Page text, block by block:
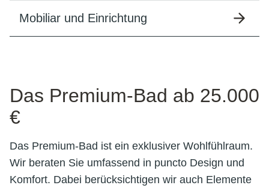
Mobiliar und Einrichtung
Das Premium-Bad ab 25.000
€
Das Premium-Bad ist ein exklusiver Wohlfühlraum.
Wir beraten Sie umfassend in puncto Design und
Komfort. Dabei berücksichtigen wir auch Elemente